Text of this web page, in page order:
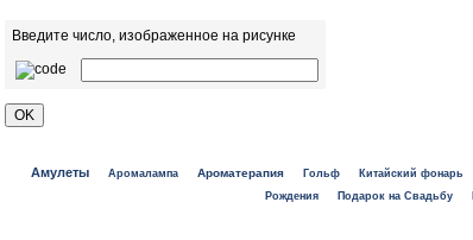
Введите число, изображенное на рисунке
Амулеты Аромалампа Ароматерапия Гольф Китайский фонарь
Рождения
Подарок на Свадьбу